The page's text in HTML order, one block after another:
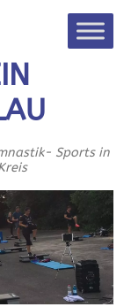
Sports in